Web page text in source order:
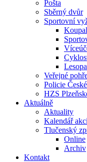
Pošta
Sběrný dvůr
Sportovní
Veřejné
Policie
HZS
Aktuálně
Aktuality
Kalendář
Tlučenský
Online
Archiv
Kontakt